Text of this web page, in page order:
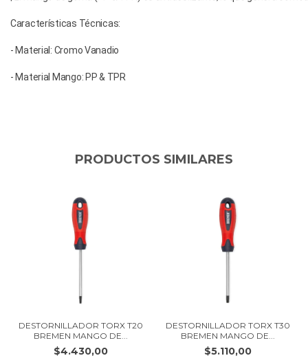
Características Técnicas:
- Material: Cromo Vanadio
- Material Mango: PP & TPR
PRODUCTOS SIMILARES
DESTORNILLADOR TORX T20
BREMEN MANGO DE...
$4.430,00
DESTORNILLADOR TORX T30
BREMEN MANGO DE...
$5.110,00